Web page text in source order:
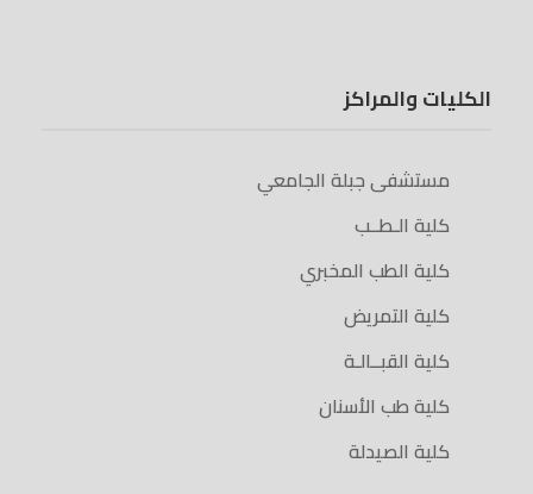
الكليات والمراكز
مستشفى جبلة الجامعي
كلية الـطــب
كلية الطب المخبري
كلية التمريض
كلية القبــالـة
كلية طب الأسنان
كلية الصيدلة